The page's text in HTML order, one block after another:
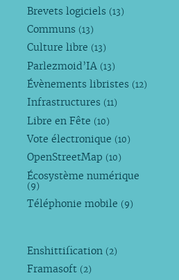
Brevets logiciels (13)
Communs (13)
Culture libre (13)
Parlezmoid’IA (13)
Évènements libristes (12)
Infrastructures (11)
Libre en Fête (10)
Vote électronique (10)
OpenStreetMap (10)
Écosystème numérique
(9)
Téléphonie mobile (9)
Enshittification (2)
Framasoft (2)